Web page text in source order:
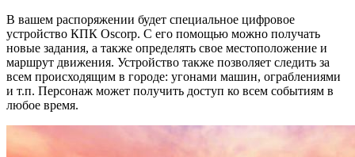
В вашем распоряжении будет специальное цифровое
устройство КПК Oscorp. С его помощью можно получать
новые задания, а также определять свое местоположение и
маршрут движения. Устройство также позволяет следить за
всем происходящим в городе: угонами машин, ограблениями
и т.п. Персонаж может получить доступ ко всем событиям в
любое время.